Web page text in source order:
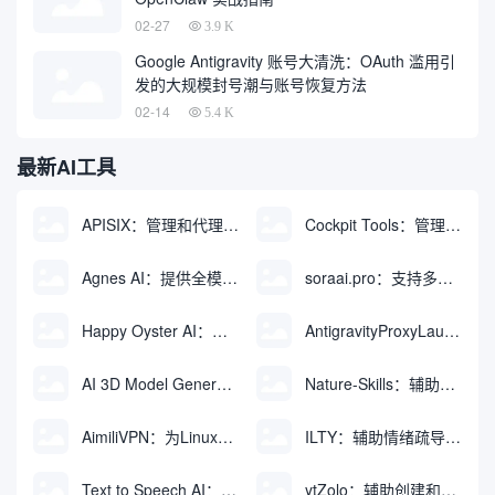
02-27 3.9 K
Google Antigravity 账号大清洗：OAuth 滥用引
发的大规模封号潮与账号恢复方法
02-14 5.4 K
最新AI工具
APISIX：管理和代理API及大模型流量的高性能网关 Cockpit Tools：管理多个AI编程IDE账号与配置多开独立实例的本地桌面应用
Agnes AI：提供全模态模型免费API、支持图文视频生成与复杂工程执行的智能体平台 soraai.pro：支持多模型文字转视频和图像生成的在线创作工具
Happy Oyster AI：生成可交互式3D虚拟世界与视频的大模型 AntigravityProxyLauncher：免TUN全局代理使用Antigravity IDE
AI 3D Model Generator：通过文本和图像快速生成3D模型的在线工具 Nature-Skills：辅助撰写学术论文和绘制科研图表的智能体插件
AimiliVPN：为Linux提供纯净出站家庭IP的VPN代理网关 ILTY：辅助情绪疏导与提供行动建议的AI陪伴工具
Text to Speech AI：支持多说话人与情感控制的文字转语音工具 ytZolo：辅助创建和优化YouTube视频内容的生成工具